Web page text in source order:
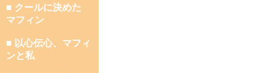
■ クールに決めた
マフィン
■ 以心伝心、マフィ
ンと私